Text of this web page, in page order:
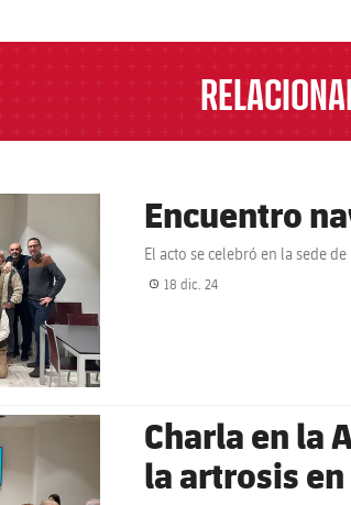
Encuentro
El acto se celebró en la sede
label.share.clock
18 dic. 24
Charla en la
la artrosis